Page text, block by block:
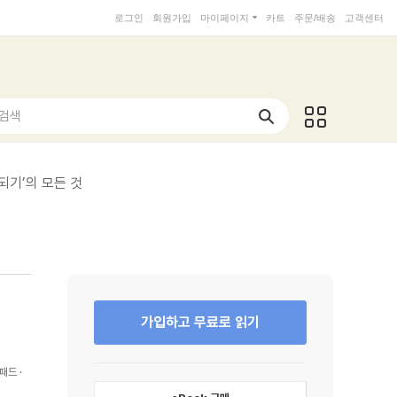
로그인 회원가입 마이페이지 카트 주문/배송 고객센터
색
기’의 모든 것
드
가입하고 무료로 읽기